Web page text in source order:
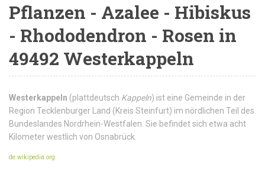
Pflanzen - Azalee - Hibiskus
- Rhododendron - Rosen in
49492 Westerkappeln
Westerkappeln (plattdeutsch Kappeln) ist eine Gemeinde in der
Region Tecklenburger Land (Kreis Steinfurt) im nördlichen Teil des
Bundeslandes Nordrhein-Westfalen. Sie befindet sich etwa acht
Kilometer westlich von Osnabrück.
de.wikipedia.org